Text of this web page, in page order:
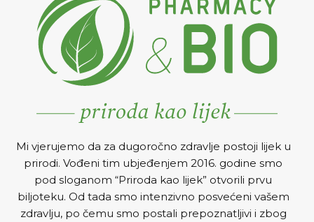
dijareje, nadutosti, žgaravice,
gastroenteritisa, želučane
boli.
, sintezi proteina i pozitivno
utječe na funkciju mišića.
Mi vjerujemo da za dugoročno zdravlje postoji lijek u
prirodi. Vođeni tim ubjeđenjem 2016. godine smo
pod sloganom “Priroda kao lijek” otvorili prvu
biljoteku. Od tada smo intenzivno posvećeni vašem
zdravlju, po čemu smo postali prepoznatljivi i zbog